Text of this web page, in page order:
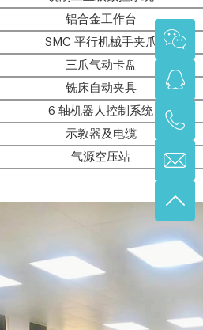
铝合金工作台
SMC 平行机械手夹爪
三爪气动卡盘
铣床自动夹具
6 轴机器人控制系统
示教器及电缆
气源空压站